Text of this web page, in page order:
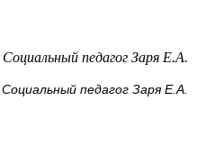
Социальный педагог Заря Е.А.
Социальный педагог Заря Е.А.